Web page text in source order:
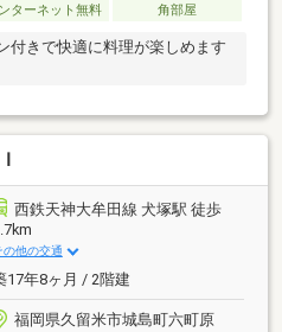
ターネット無料 角部屋
付きで快適に料理が楽しめます
西鉄天神大牟田線 犬塚駅 徒歩
の他の交通
17年8ヶ月 / 2階建
福岡県久留米市城島町六町原